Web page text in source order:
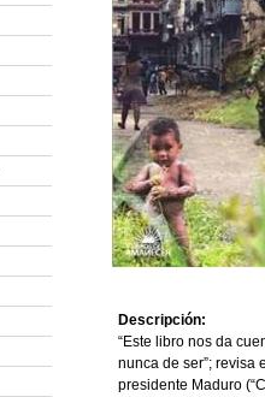
Descripción:
“Este libro nos da
nunca de ser”; revisa
presidente Maduro